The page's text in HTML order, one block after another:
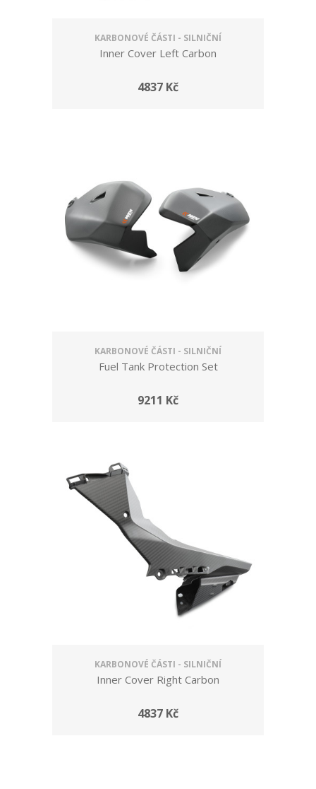
KARBONOVÉ ČÁSTI - SILNIČNÍ
Inner Cover Left Carbon
4837 Kč
KARBONOVÉ ČÁSTI - SILNIČNÍ
Fuel Tank Protection Set
9211 Kč
KARBONOVÉ ČÁSTI - SILNIČNÍ
Inner Cover Right Carbon
4837 Kč